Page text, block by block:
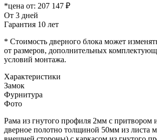
*цена от: 207 147 ₽
От 3 дней
Гарантия 10 лет
* Стоимость дверного блока может
от размеров, дополнительных
условий монтажа.
Характеристики
Замок
Фурнитура
Фото
Рама из гнутого профиля 2мм с притвором
дверное полотно толщиной 50мм из листа